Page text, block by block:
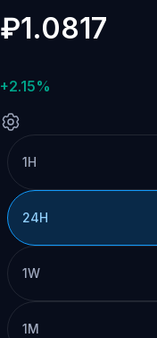
₽1.0817
+2.15%
1H
24H
1W
1M